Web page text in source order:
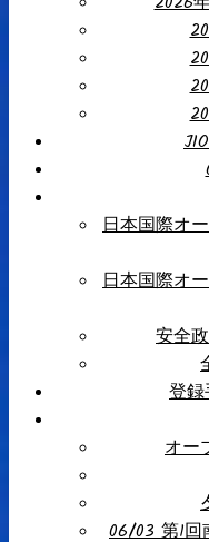
日本国際オ
日本国際オ
安全
登
オー
06/03 第1